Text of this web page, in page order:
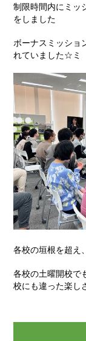
制限時間内にミッ
をしました
ボーナスミッショ
れていました☆ミ
各校の垣根を超え
各校の土曜開校で
校にも違った楽し